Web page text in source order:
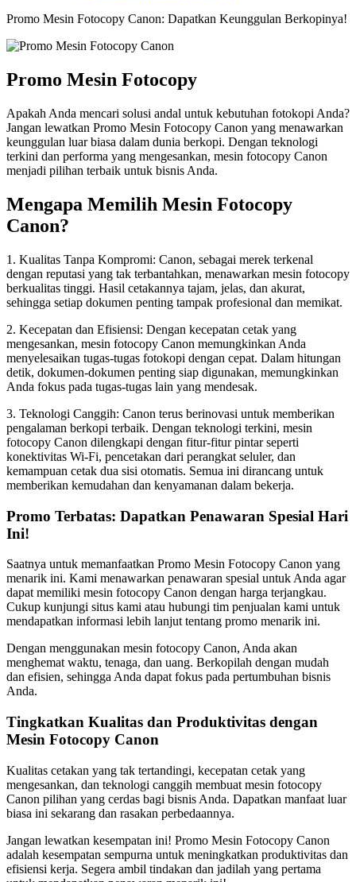
Promo Mesin Fotocopy Canon: Dapatkan Keunggulan Berkopinya!
Promo Mesin Fotocopy
Apakah Anda mencari solusi andal untuk kebutuhan fotokopi Anda?
Jangan lewatkan Promo Mesin Fotocopy Canon yang menawarkan
keunggulan luar biasa dalam dunia berkopi. Dengan teknologi
terkini dan performa yang mengesankan, mesin fotocopy Canon
menjadi pilihan terbaik untuk bisnis Anda.
Mengapa Memilih Mesin Fotocopy
Canon?
1. Kualitas Tanpa Kompromi: Canon, sebagai merek terkenal
dengan reputasi yang tak terbantahkan, menawarkan mesin fotocopy
berkualitas tinggi. Hasil cetakannya tajam, jelas, dan akurat,
sehingga setiap dokumen penting tampak profesional dan memikat.
2. Kecepatan dan Efisiensi: Dengan kecepatan cetak yang
mengesankan, mesin fotocopy Canon memungkinkan Anda
menyelesaikan tugas-tugas fotokopi dengan cepat. Dalam hitungan
detik, dokumen-dokumen penting siap digunakan, memungkinkan
Anda fokus pada tugas-tugas lain yang mendesak.
3. Teknologi Canggih: Canon terus berinovasi untuk memberikan
pengalaman berkopi terbaik. Dengan teknologi terkini, mesin
fotocopy Canon dilengkapi dengan fitur-fitur pintar seperti
konektivitas Wi-Fi, pencetakan dari perangkat seluler, dan
kemampuan cetak dua sisi otomatis. Semua ini dirancang untuk
memberikan kemudahan dan kenyamanan dalam bekerja.
Promo Terbatas: Dapatkan Penawaran Spesial Hari
Ini!
Saatnya untuk memanfaatkan Promo Mesin Fotocopy Canon yang
menarik ini. Kami menawarkan penawaran spesial untuk Anda agar
dapat memiliki mesin fotocopy Canon dengan harga terjangkau.
Cukup kunjungi situs kami atau hubungi tim penjualan kami untuk
mendapatkan informasi lebih lanjut tentang promo menarik ini.
Dengan menggunakan mesin fotocopy Canon, Anda akan
menghemat waktu, tenaga, dan uang. Berkopilah dengan mudah
dan efisien, sehingga Anda dapat fokus pada pertumbuhan bisnis
Anda.
Tingkatkan Kualitas dan Produktivitas dengan
Mesin Fotocopy Canon
Kualitas cetakan yang tak tertandingi, kecepatan cetak yang
mengesankan, dan teknologi canggih membuat mesin fotocopy
Canon pilihan yang cerdas bagi bisnis Anda. Dapatkan manfaat luar
biasa ini sekarang dan rasakan perbedaannya.
Jangan lewatkan kesempatan ini! Promo Mesin Fotocopy Canon
adalah kesempatan sempurna untuk meningkatkan produktivitas dan
efisiensi kerja. Segera ambil tindakan dan jadilah yang pertama